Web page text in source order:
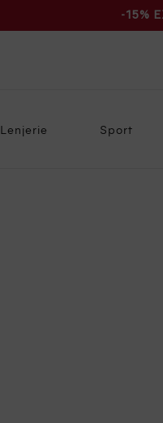
-15%
Lenjerie Sport